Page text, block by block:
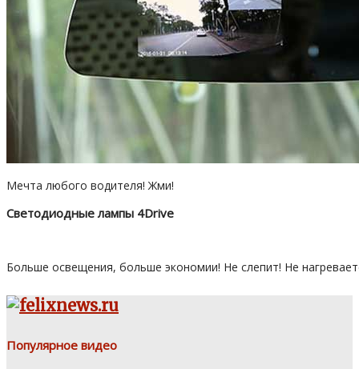
Мечта любого водителя! Жми!
Светодиодные лампы 4Drive
Больше освещения, больше экономии! Не слепит! Не
Популярное видео